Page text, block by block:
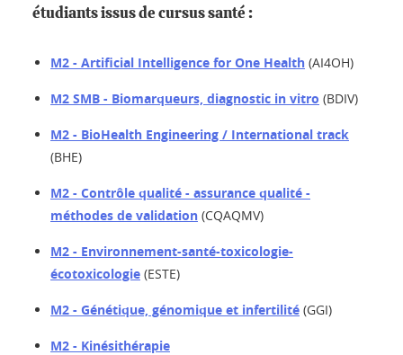
étudiants issus de cursus santé :
M2 - Artificial Intelligence for One Health (AI4OH)
M2 SMB - Biomarqueurs, diagnostic in vitro (BDIV)
M2 - BioHealth Engineering / International track
(BHE)
M2 - Contrôle qualité - assurance qualité -
méthodes de validation (CQAQMV)
M2 - Environnement-santé-toxicologie-
écotoxicologie (ESTE)
M2 - Génétique, génomique et infertilité (GGI)
M2 - Kinésithérapie